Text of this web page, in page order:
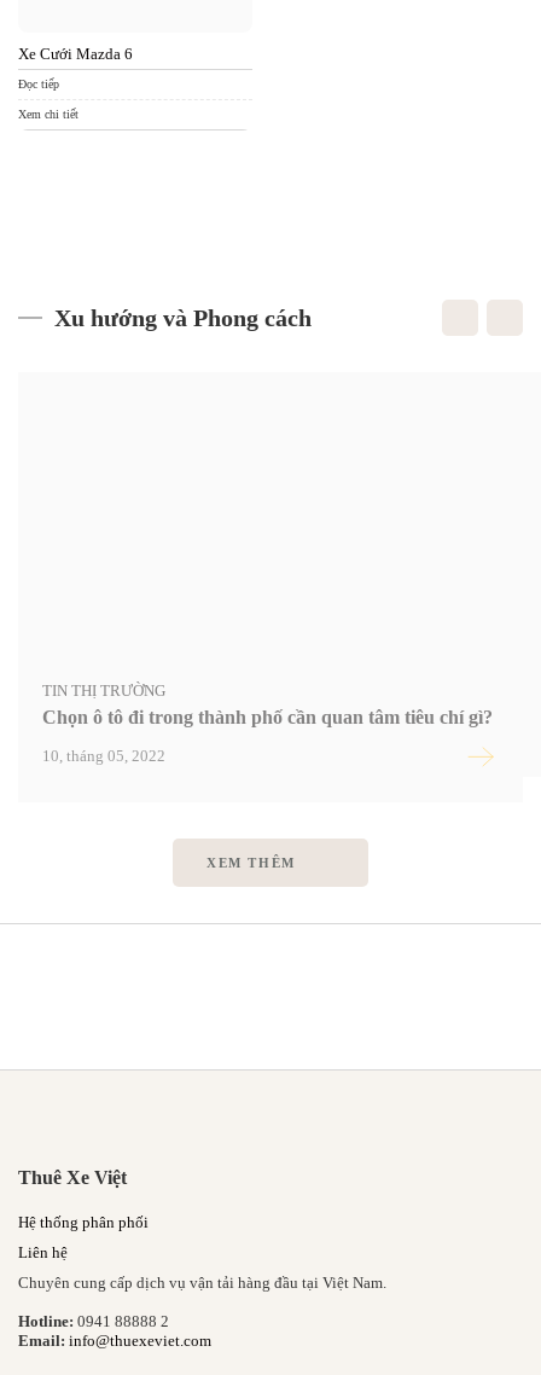
Xe Cưới Mazda 6
Đọc tiếp
Xem chi tiết
Xu hướng và Phong cách
TIN THỊ TRƯỜNG
Chọn ô tô đi trong thành phố cần quan tâm tiêu chí gì?
10, tháng 05, 2022
XEM THÊM
Thuê Xe Việt
Hệ thống phân phối
Liên hệ
Chuyên cung cấp dịch vụ vận tải hàng đầu tại Việt Nam.
Hotline: 0941 88888 2
Email: info@thuexeviet.com